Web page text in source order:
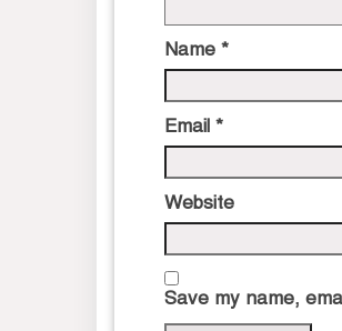
Name *
Email *
Website
Save my name,